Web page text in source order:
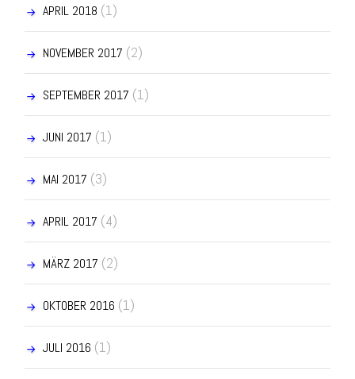
APRIL 2018 (1)
NOVEMBER 2017 (2)
SEPTEMBER 2017 (1)
JUNI 2017 (1)
MAI 2017 (3)
APRIL 2017 (4)
MÄRZ 2017 (2)
OKTOBER 2016 (1)
JULI 2016 (1)